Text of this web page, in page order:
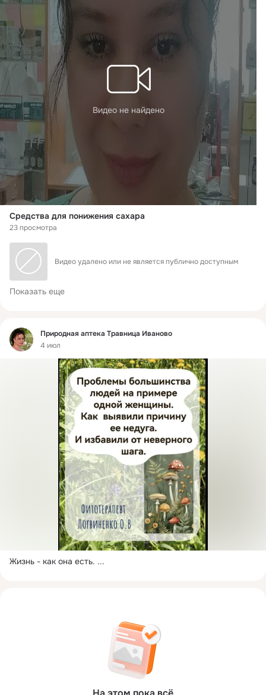
Видео не найдено
Средства для понижения сахара
23 просмотра
Видео удалено или не является публично доступным
Показать еще
Фид
Природная аптека Травница Иваново
4 июл
Жизнь - как она есть. ...